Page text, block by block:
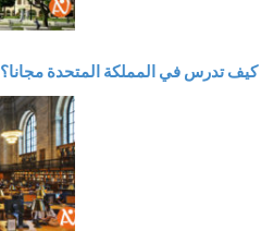
كيف تدرس في المملكة المتحدة مجانا؟